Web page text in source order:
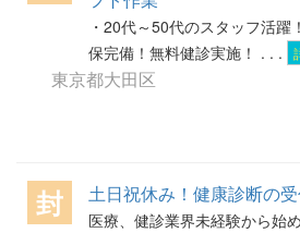
・20代～50代のスタッフ活
保完備！無料健診実施！ . . .
東京都大田区
封 土日祝休み！健康診断の
医療、健診業界未経験から始